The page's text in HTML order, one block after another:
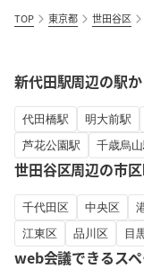
TOP 東京都 世田谷区
新代田駅周辺の駅
代田橋駅 明大前駅
芦花公園駅
千歳烏
世田谷区周辺の市
千代田区 中央区
江東区
品川区 目
web会議できるス